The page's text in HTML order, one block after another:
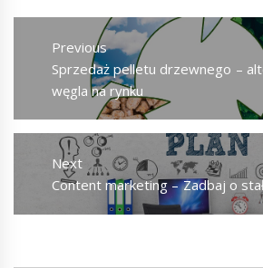
Nawigacja
wpisuPrevious
Previous
post:
Sprzedaż pelletu drzewnego –
węgla na rynku
Next
Next
Content marketing – Zadbaj o